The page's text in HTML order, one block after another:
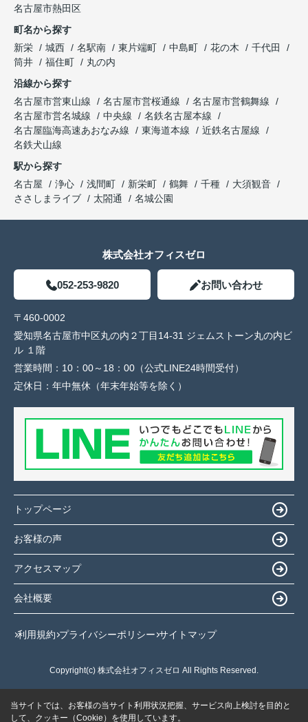
名古屋市熱田区
町名から探す
新栄
城西 名駅南 東片端町 中島町 花の木
千代田
筒井
福住町
丸の内
沿線から探す
名古屋市営東山線
名古屋市営桜通線
名古屋市営鶴舞線
名古屋市営名城線
中央線
名鉄名古屋本線
名古屋臨海高速あおなみ線
東海道本線
近鉄名古屋線
名鉄犬山線
駅から探す
名古屋
浄心 浅間町 新栄町 鶴舞 千種
大須観音
ささしまライブ
太閤通 名城公園
株式会社オフィスゼロ
052-253-9820 お問い合わせ
〒460-0002
愛知県名古屋市中区丸の内２丁目14-31 ジェムストーン丸の内ビ
ル １階
営業時間： 10：00～18：00（公式LINE24時間受付）
定休日： 年中無休（年末年始等を除く）
トップページ
お客様の声
アクセスマップ
会社概要
利用規約 プライバシーポリシー サイトマップ
Copyright(c) 株式会社オフィスゼロ All Rights Reserved.
当サイトでは、お客様の当サイト利用状況把握、サービス向上検討を目的と
して、クッキー（Cookie）を使用しています。